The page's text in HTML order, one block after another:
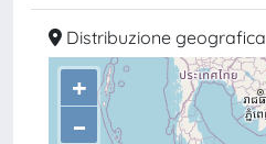
Distribuzione geografica
+
–